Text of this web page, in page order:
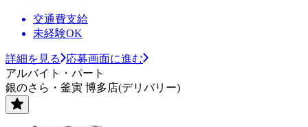
交通費支給
未経験OK
詳細を見る
応募画面に進む
アルバイト・パート
銀のさら・釜寅 博多店(デリバリー)